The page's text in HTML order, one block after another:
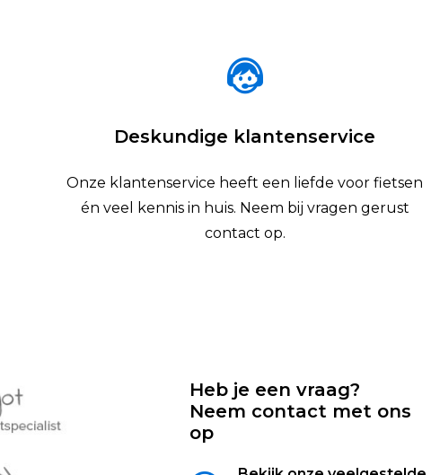
Deskundige klantenservice
Onze klantenservice heeft een liefde voor fietsen
én veel kennis in huis. Neem bij vragen gerust
contact op.
Heb je een vraag?
Neem contact met ons
op